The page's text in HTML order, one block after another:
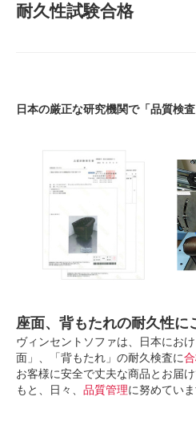
耐久性試験合格
日本の厳正な研究機関で「品質検
座面、背もたれの耐久性に
ヴィンセントソファは、日本におけ
面」、「背もたれ」の耐久検査に
お客様に安全で丈夫な商品とお届
もと、日々、 品質管理に努めていま